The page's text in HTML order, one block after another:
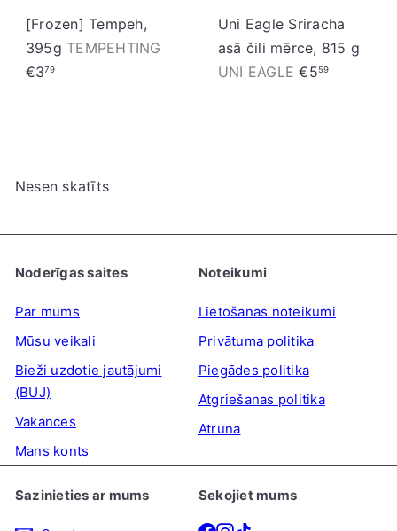
[Frozen] Tempeh,
395g TEMPEHTING
€379
Uni Eagle Sriracha
asā čili mērce, 815 g
UNI EAGLE€559
Nesen skatīts
Noderīgas saites
Par mums
Mūsu veikali
Bieži uzdotie jautājumi
(BUJ)
Vakances
Mans konts
Noteikumi
Lietošanas noteikumi
Privātuma politika
Piegādes politika
Atgriešanas politika
Atruna
Sazinieties ar mums Sekojiet mums